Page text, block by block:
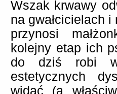
Wszak krwawy
na gwałcicielach
przynosi
kolejny etap ich
do dziś robi
estetycznych
widać (a